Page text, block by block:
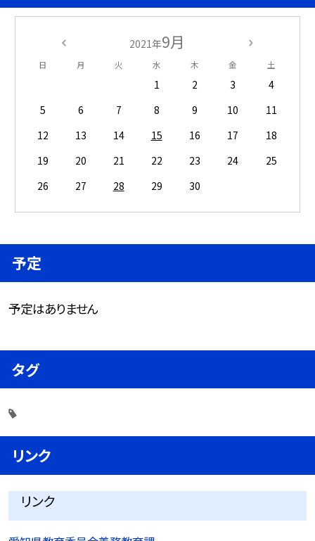
2021年9月
日 月 火 水 木 金 土
1 2 3
4
5
6 7 8 9 10
11
12
13 14 15 16 17
18
19
20 21 22 23 24
25
26
27 28 29 30
予定
予定はありません
タグ
リンク
リンク